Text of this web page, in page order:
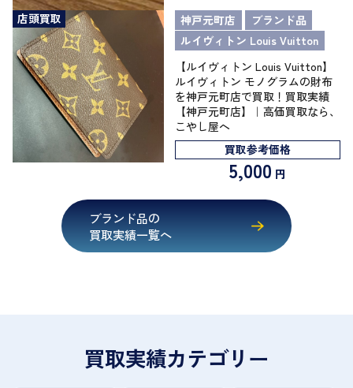
店頭買取 神戸元町店
ブランド品
ルイヴィトン Louis Vuitton
【ルイヴィトン Louis Vuitton】
ルイヴィトン モノグラムの財布
を神戸元町店で買取！買取実績
【神戸元町店】｜高価買取なら、
こやし屋へ
買取参考価格
5,000 円
ブランド品の
買取実績一覧へ
買取実績カテゴリー